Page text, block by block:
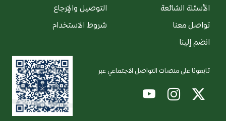
الأسئلة الشائعة
تواصل معنا
انضم إلينا
التوصيل والإرجاع
شروط الاستخدام
تابعونا على منصات التواصل الاجتماعي عبر